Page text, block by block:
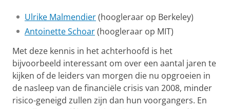
Ulrike Malmendier(hoogleraar op Berkeley)
Antoinette Schoar(hoogleraar op MIT)
Met deze kennis in het achterhoofd is het
bijvoorbeeld interessant om over een aantal jaren te
kijken of de leiders van morgen die nu opgroeien in
de nasleep van de financiële crisis van 2008, minder
risico-geneigd zullen zijn dan hun voorgangers. En